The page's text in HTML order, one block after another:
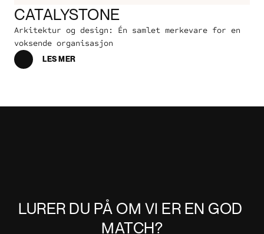
CATALYSTONE
Arkitektur og design: Én samlet merkevare for en
voksende organisasjon
LES MER
LURER DU PÅ OM VI ER EN GOD
MATCH?